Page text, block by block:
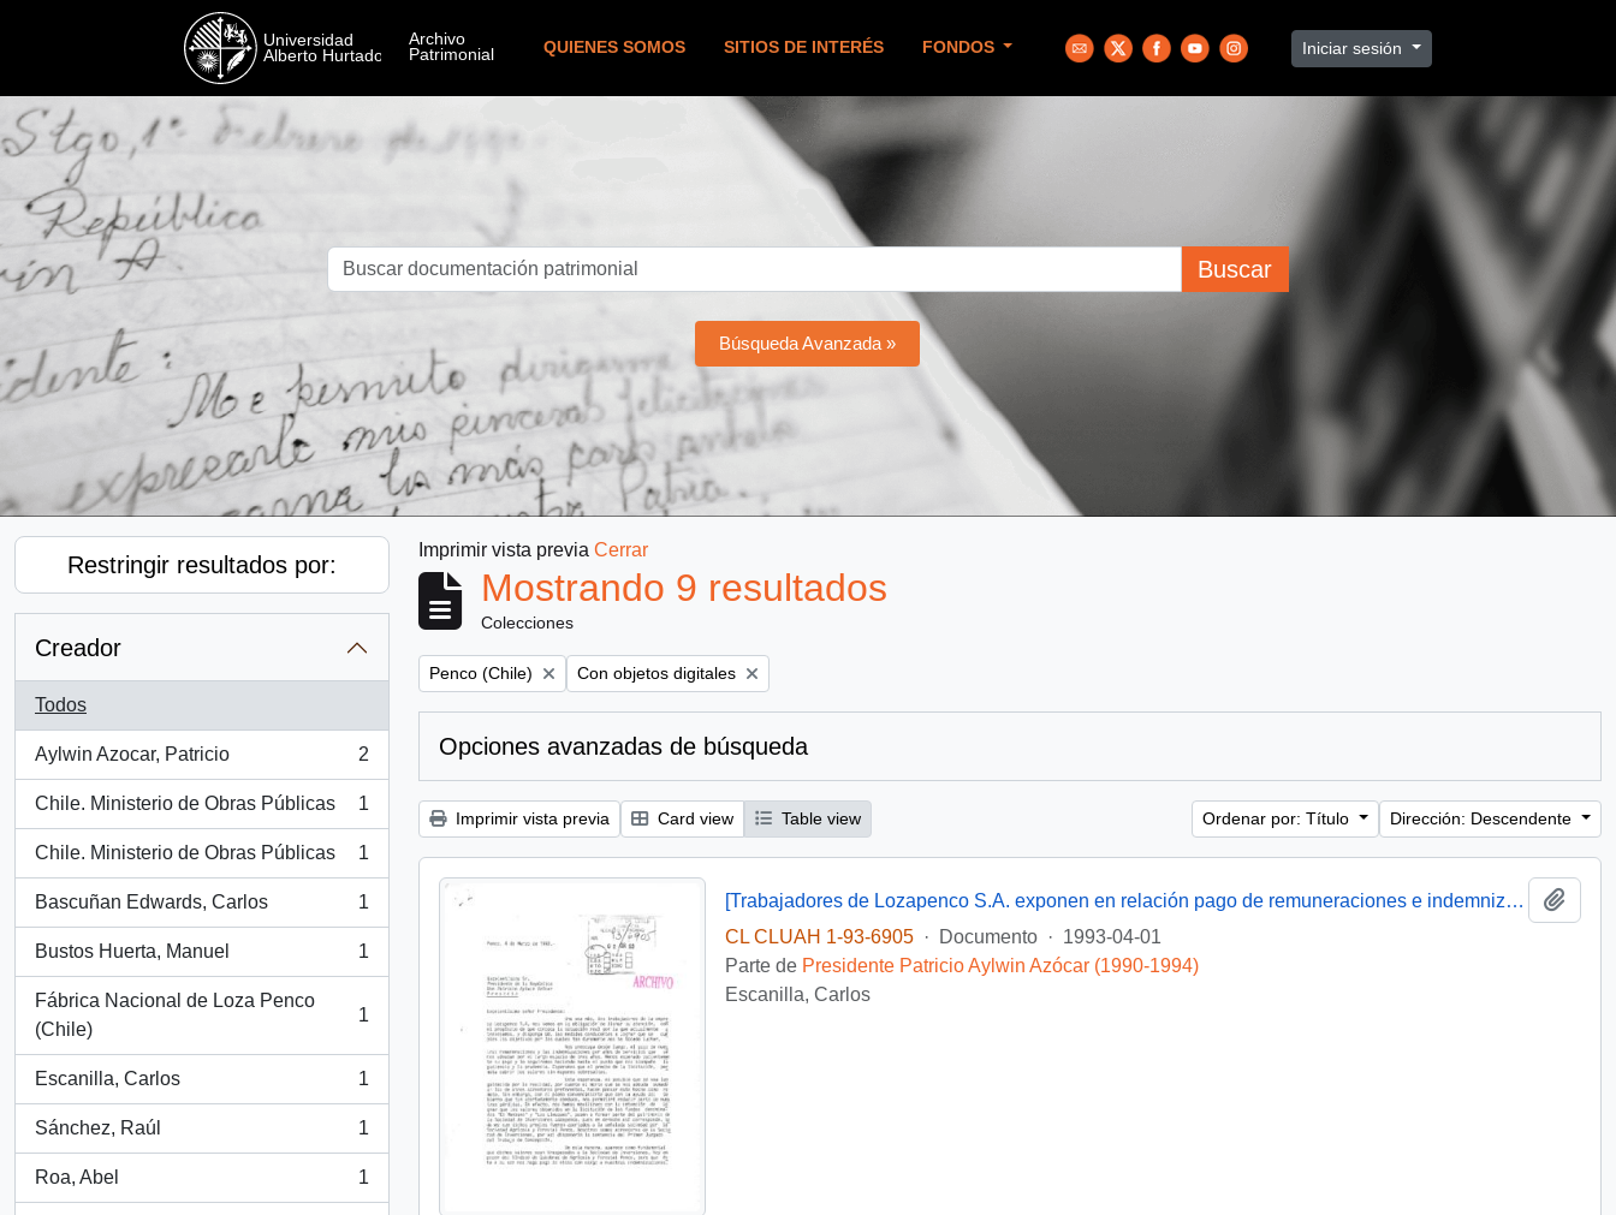
QUIENES SOMOS SITIOS DE INTERÉS FONDOS Iniciar sesión
Buscar
Búsqueda Avanzada »
Restringir resultados por:
Creador
Todos
Aylwin Azocar, Patricio
, 2 resultados
2
Chile. Ministerio de Obras Públicas
, 1 resultados
1
Chile. Ministerio de Obras Públicas
, 1 resultados
1
Bascuñan Edwards, Carlos
, 1 resultados
1
Bustos Huerta, Manuel
, 1 resultados
1
Fábrica Nacional de Loza Penco
(Chile)
, 1 resultados
1
Escanilla, Carlos
, 1 resultados
1
Sánchez, Raúl
, 1 resultados
1
Roa, Abel
, 1 resultados
1
Imprimir vista previa Cerrar
Mostrando 9 resultados
Colecciones
Remove filter:
Penco (Chile) Remove filter:
Con objetos digitales
Opciones avanzadas de búsqueda
Imprimir vista previa Card view Table view Ordenar por: Título Dirección: Descendente
[Trabajadores de Lozapenco S.A. exponen en relación pago de remuneraciones e indemnizaciones y solicitan gestión]
CL CLUAH 1-93-6905
· Documento · 1993-04-01
Parte de Presidente Patricio Aylwin Azócar (1990-1994)
Escanilla, Carlos